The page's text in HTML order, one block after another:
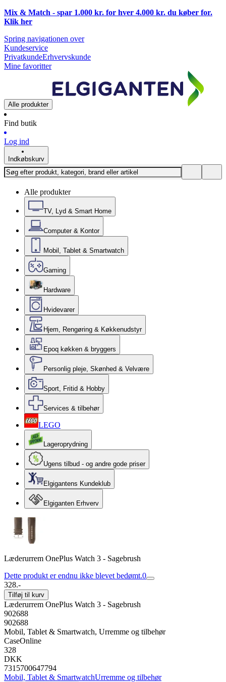
Mix & Match - spar 1.000 kr. for hver 4.000 kr. du køber for.
Klik her
Spring navigationen over
Kundeservice
PrivatkundeErhvervskunde
Mine favoritter
Alle produkter
Find butik
Log ind
Indkøbskurv
Alle produkter
TV, Lyd & Smart Home
Computer & Kontor
Mobil, Tablet & Smartwatch
Gaming
Hardware
Hvidevarer
Hjem, Rengøring & Køkkenudstyr
Epoq køkken & bryggers
Personlig pleje, Skønhed & Velvære
Sport, Fritid & Hobby
Services & tilbehør
LEGO
Lageroprydning
Ugens tilbud - og andre gode priser
Elgigantens Kundeklub
Elgiganten Erhverv
Læderurrem OnePlus Watch 3 - Sagebrush
Dette produkt er endnu ikke blevet bedømt.0
328.-
Tilføj til kurv
Læderurrem OnePlus Watch 3 - Sagebrush
902688
902688
Mobil, Tablet & Smartwatch, Urremme og tilbehør
CaseOnline
328
DKK
7315700647794
Mobil, Tablet & SmartwatchUrremme og tilbehør